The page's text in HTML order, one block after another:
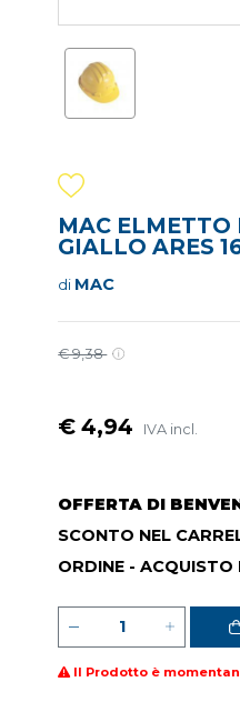
MAC
GIALLO ARES
di MAC
€ 9,38
€ 4,94 IVA incl.
OFFERTA DI
SCONTO NEL
ORDINE -
Il Prodotto è